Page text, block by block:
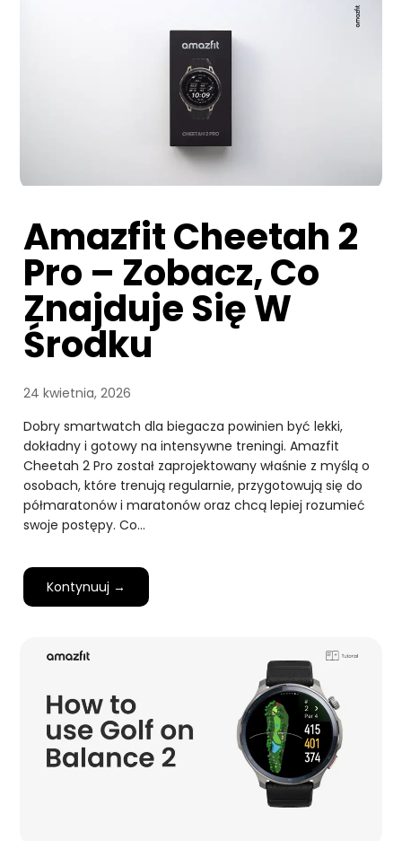
Amazfit Cheetah 2
Pro – Zobacz, Co
Znajduje Się W
Środku
24 kwietnia, 2026
Dobry smartwatch dla biegacza powinien być lekki,
dokładny i gotowy na intensywne treningi. Amazfit
Cheetah 2 Pro został zaprojektowany właśnie z myślą o
osobach, które trenują regularnie, przygotowują się do
półmaratonów i maratonów oraz chcą lepiej rozumieć
swoje postępy. Co…
Kontynuuj →